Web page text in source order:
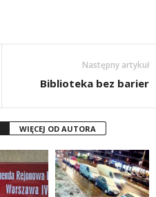
Następny artykuł
Biblioteka bez barier
WIĘCEJ OD AUTORA